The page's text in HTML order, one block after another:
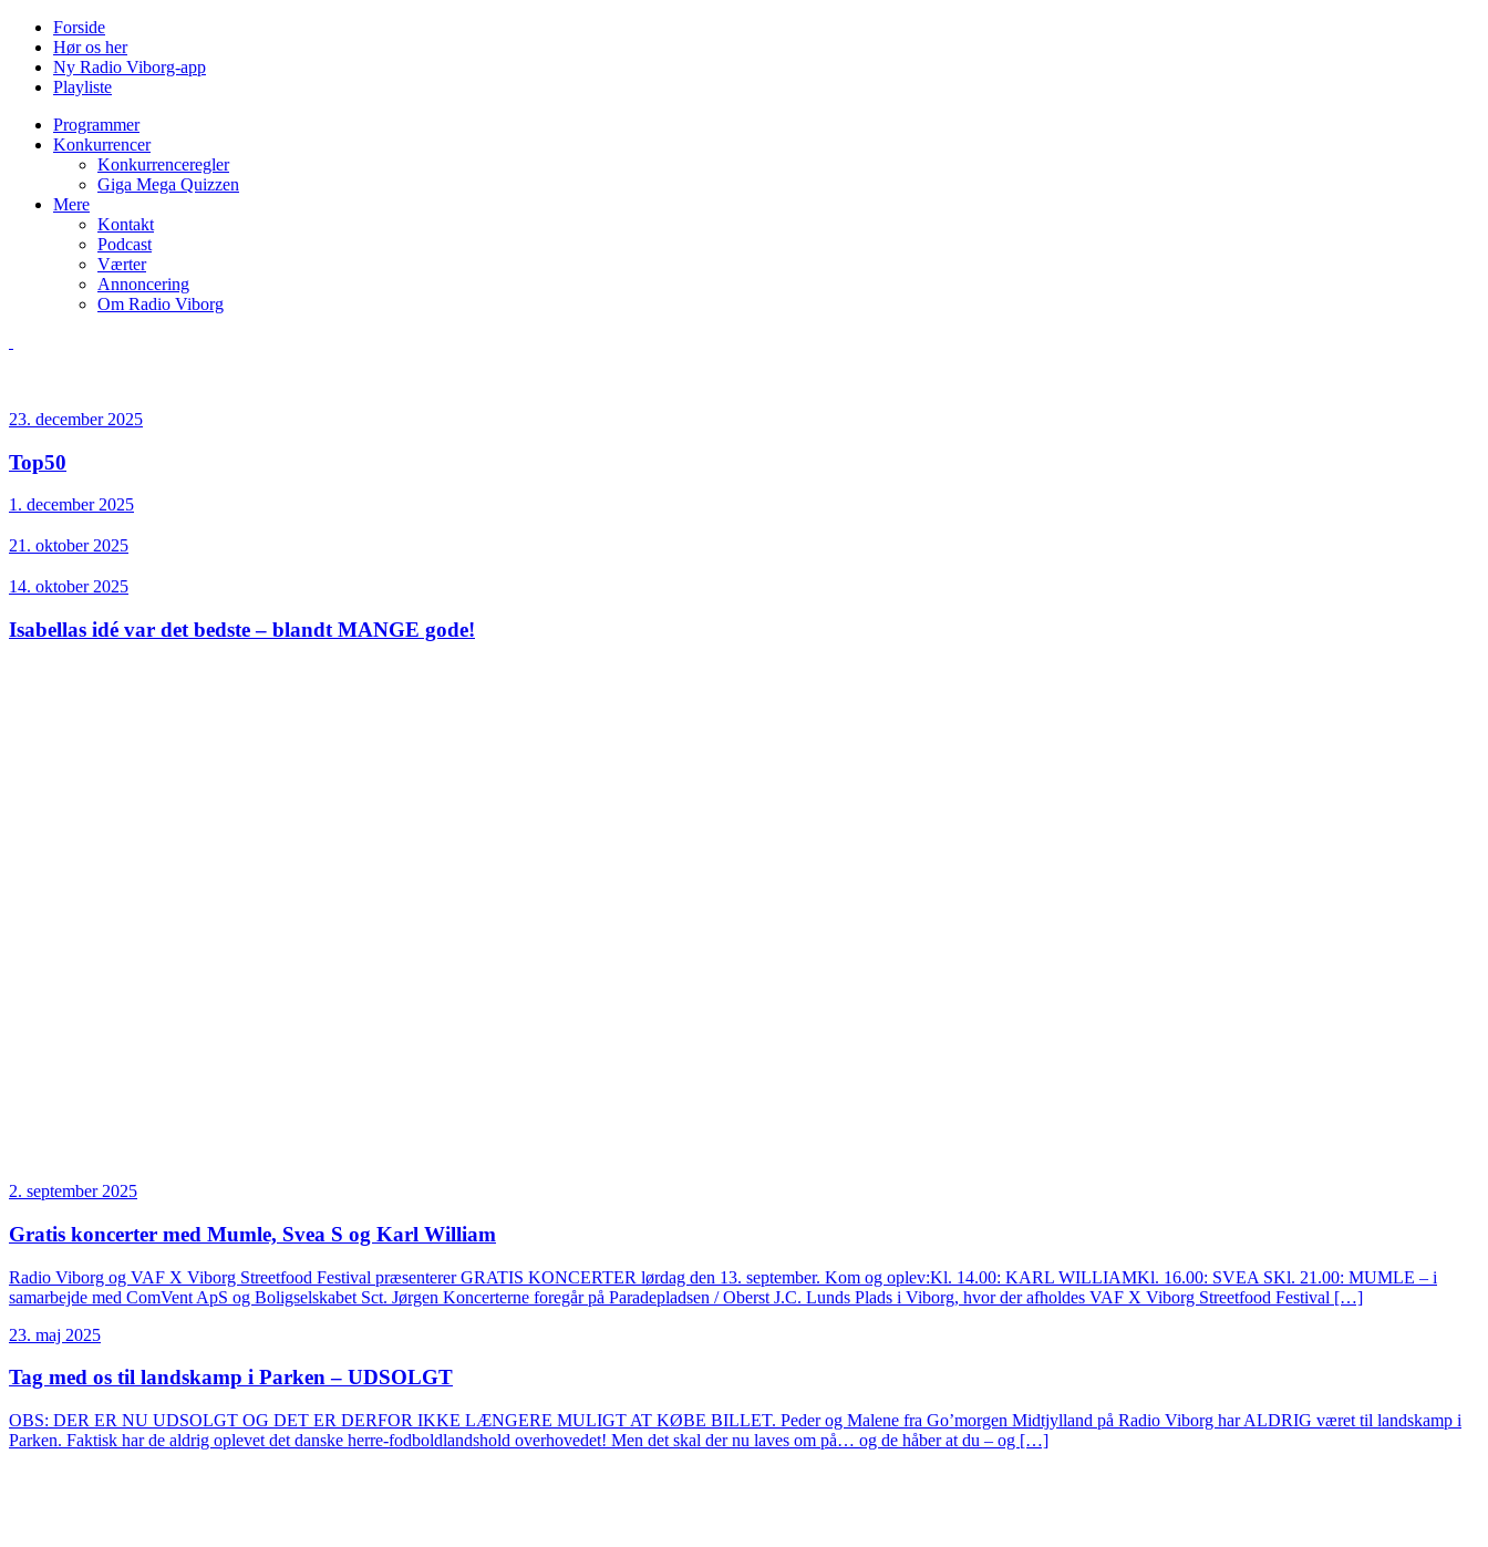
Forside
Hør os her
Ny Radio Viborg-app
Playliste
Programmer
Konkurrencer
Konkurrenceregler
Giga Mega Quizzen
Mere
Kontakt
Podcast
Værter
Annoncering
Om Radio Viborg
23. december 2025
Top50
1. december 2025
21. oktober 2025
14. oktober 2025
Isabellas idé var det bedste – blandt MANGE gode!
2. september 2025
Gratis koncerter med Mumle, Svea S og Karl William
Radio Viborg og VAF X Viborg Streetfood Festival præsenterer GRATIS KONCERTER lørdag den 13. september. Kom og oplev:Kl. 14.00: KARL WILLIAMKl. 16.00: SVEA SKl. 21.00: MUMLE – i
samarbejde med ComVent ApS og Boligselskabet Sct. Jørgen Koncerterne foregår på Paradepladsen / Oberst J.C. Lunds Plads i Viborg, hvor der afholdes VAF X Viborg Streetfood Festival […]
23. maj 2025
Tag med os til landskamp i Parken – UDSOLGT
OBS: DER ER NU UDSOLGT OG DET ER DERFOR IKKE LÆNGERE MULIGT AT KØBE BILLET. Peder og Malene fra Go’morgen Midtjylland på Radio Viborg har ALDRIG været til landskamp i
Parken. Faktisk har de aldrig oplevet det danske herre-fodboldlandshold overhovedet! Men det skal der nu laves om på… og de håber at du – og […]